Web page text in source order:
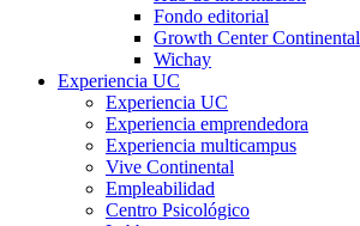
Fondo editorial
Growth Center Continental
Wichay
Experiencia UC
Experiencia UC
Experiencia emprendedora
Experiencia multicampus
Vive Continental
Empleabilidad
Centro Psicológico